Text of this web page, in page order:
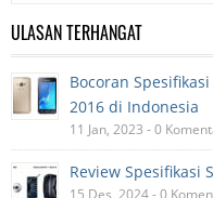
ULASAN TERHANGAT
Bocoran
2016 di Indonesia
11 Jan, 2023 - 0
Review Spesifikasi
15 Des, 2024 - 0